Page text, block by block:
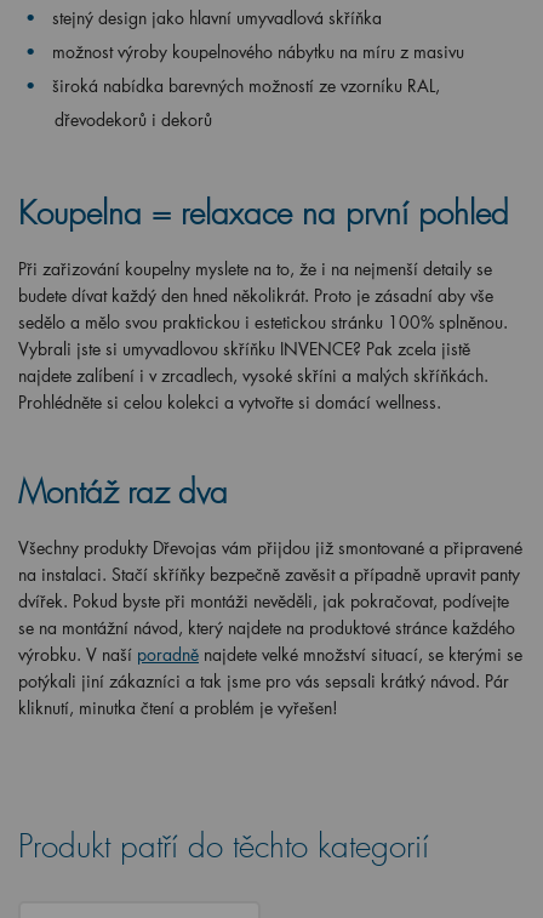
stejný design jako hlavní umyvadlová skříňka
možnost výroby koupelnového nábytku na míru z masivu
široká nabídka barevných možností ze vzorníku RAL,
dřevodekorů i dekorů
Koupelna = relaxace na první pohled
Při zařizování koupelny myslete na to, že i na nejmenší detaily se
budete dívat každý den hned několikrát. Proto je zásadní aby vše
sedělo a mělo svou praktickou i estetickou stránku 100% splněnou.
Vybrali jste si umyvadlovou skříňku INVENCE? Pak zcela jistě
najdete zalíbení i v zrcadlech, vysoké skříni a malých skříňkách.
Prohlédněte si celou kolekci a vytvořte si domácí wellness.
Montáž raz dva
Všechny produkty Dřevojas vám přijdou již smontované a připravené
na instalaci. Stačí skříňky bezpečně zavěsit a případně upravit panty
dvířek. Pokud byste při montáži nevěděli, jak pokračovat, podívejte
se na montážní návod, který najdete na produktové stránce každého
výrobku. V naší poradně najdete velké množství situací, se kterými se
potýkali jiní zákazníci a tak jsme pro vás sepsali krátký návod. Pár
kliknutí, minutka čtení a problém je vyřešen!
Produkt patří do těchto kategorií